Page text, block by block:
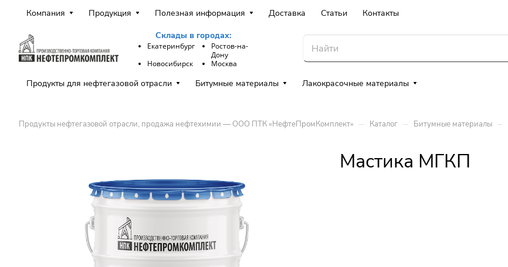
Компания Продукция Полезная информация Доставка Статьи Контакты
Склады в городах:
Екатеринбург
Ростов-на-
Дону
Новосибирск
Москва
Продукты для нефтегазовой отрасли Битумные материалы Лакокрасочные материалы
Продукты нефтегазовой отрасли, продажа нефтехимии — ООО ПТК «НефтеПромКомплект» – Каталог – Битумные материалы –
Мастика МГКП